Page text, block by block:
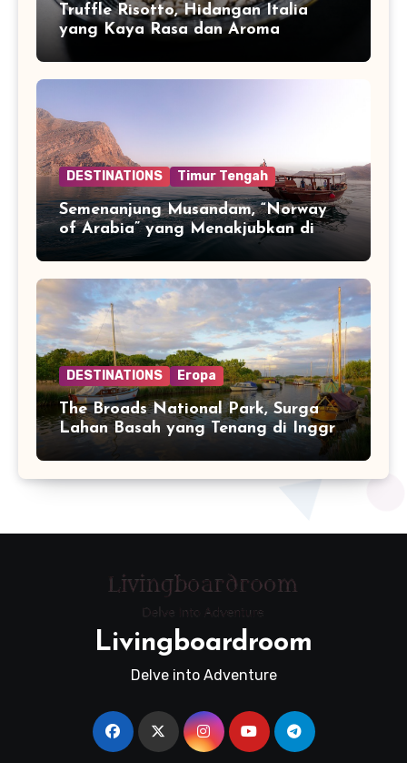
Truffle Risotto, Hidangan Italia
yang Kaya Rasa dan Aroma
DESTINATIONS Timur Tengah
Semenanjung Musandam, “Norway
of Arabia” yang Menakjubkan di
Ujung Jazirah Arab
DESTINATIONS Eropa
The Broads National Park, Surga
Lahan Basah yang Tenang di Inggris
Timur
Livingboardroom
Delve into Adventure